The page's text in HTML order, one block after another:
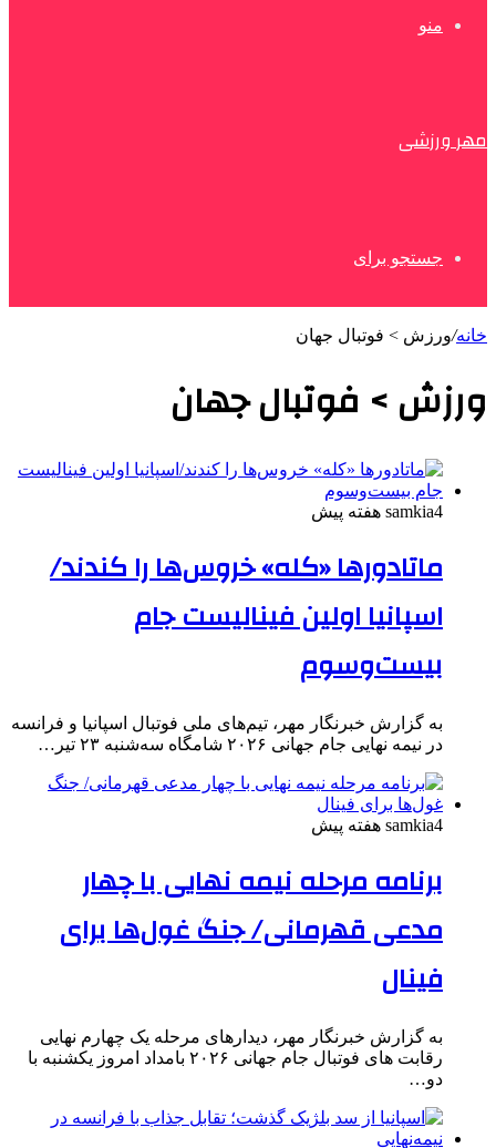
منو
مهر ورزشی
جستجو برای
خانه/ورزش > فوتبال جهان
ورزش > فوتبال جهان
samkia4 هفته پیش
ماتادورها «کله» خروس‌ها را کندند/
اسپانیا اولین فینالیست جام
بیست‌وسوم
به گزارش خبرنگار مهر، تیم‌های ملی فوتبال اسپانیا و فرانسه
در نیمه نهایی جام جهانی ۲۰۲۶ شامگاه سه‌شنبه ۲۳ تیر…
samkia4 هفته پیش
برنامه مرحله نیمه نهایی با چهار
مدعی قهرمانی/ جنگ غول‌ها برای
فینال
به گزارش خبرنگار مهر، دیدارهای مرحله یک چهارم نهایی
رقابت های فوتبال جام جهانی ۲۰۲۶ بامداد امروز یکشنبه با
دو…